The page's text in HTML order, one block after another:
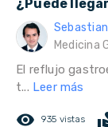
¿Puede
Medicina
El reflujo
t... Leer más
remove_red_eye 935 vistas